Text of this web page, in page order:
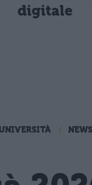
digitale